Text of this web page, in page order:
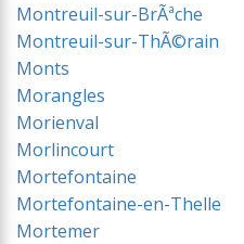
Montreuil-sur-BrÃªche
Montreuil-sur-ThÃ©rain
Monts
Morangles
Morienval
Morlincourt
Mortefontaine
Mortefontaine-en-Thelle
Mortemer